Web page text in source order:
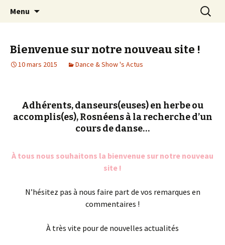
Dance and Show
Menu
Bienvenue sur notre nouveau site !
10 mars 2015 Dance & Show 's Actus
Adhérents, danseurs(euses) en herbe ou
accomplis(es), Rosnéens à la recherche d’un
cours de danse…
À tous nous souhaitons la bienvenue sur notre nouveau
site !
N’hésitez pas à nous faire part de vos remarques en
commentaires !
À très vite pour de nouvelles actualités